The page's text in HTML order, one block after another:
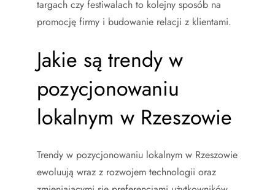
targach czy festiwalach to kolejny sposób na
promocję firmy i budowanie relacji z klientami.
Jakie są trendy w
pozycjonowaniu
lokalnym w Rzeszowie
Trendy w pozycjonowaniu lokalnym w Rzeszowie
ewoluują wraz z rozwojem technologii oraz